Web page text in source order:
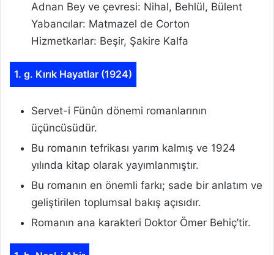
Adnan Bey ve çevresi: Nihal, Behlül, Bülent
Yabancılar: Matmazel de Corton
Hizmetkarlar: Beşir, Şakire Kalfa
1. g. Kırık Hayatlar (1924)
Servet-i Fünûn dönemi romanlarının
üçüncüsüdür.
Bu romanın tefrikası yarım kalmış ve 1924
yılında kitap olarak yayımlanmıştır.
Bu romanın en önemli farkı; sade bir anlatım ve
geliştirilen toplumsal bakış açısıdır.
Romanın ana karakteri Doktor Ömer Behiç’tir.